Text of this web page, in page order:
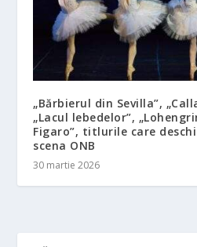
„Bărbierul din Sevilla”,
„Lacul lebedelor”,
Figaro”, titlurile care
scena ONB
30 martie 2026